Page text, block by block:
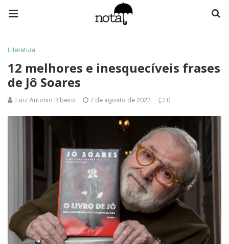
Literatura
12 melhores e inesquecíveis frases
de Jô Soares
Luiz Antonio Ribeiro 7 de agosto de 2022 0